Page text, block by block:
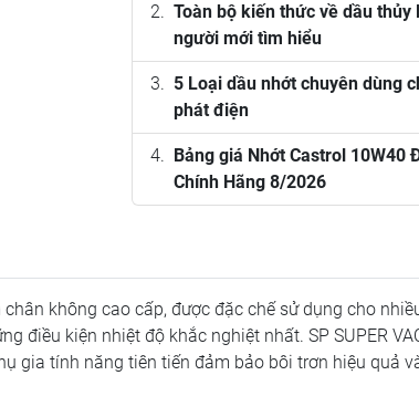
Toàn bộ kiến thức về dầu thủy
người mới tìm hiểu
5 Loại dầu nhớt chuyên dùng
phát điện
Bảng giá Nhớt Castrol 10W40
Chính Hãng 8/2026
không cao cấp, được đặc chế sử dụng cho
điều kiện nhiệt độ khắc nghiệt nhất. SP SUPER
gia tính năng tiên tiến đảm bảo bôi trơn hiệu quả